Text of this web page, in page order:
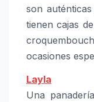
son
tienen cajas
ocasiones
Layla
Una